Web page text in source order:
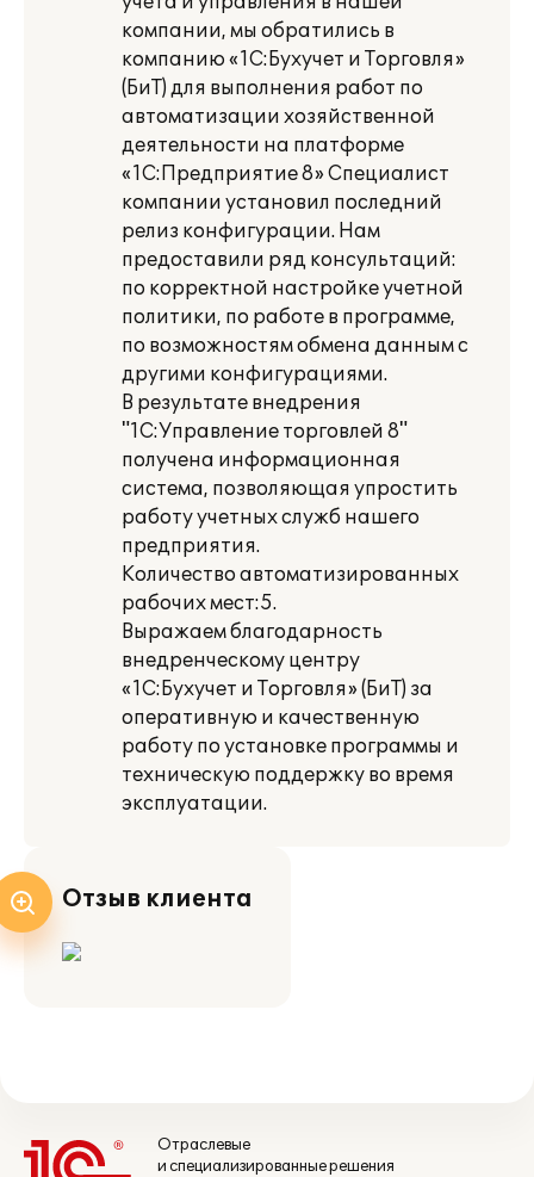
компании, мы обратились в
компанию «1С:Бухучет и Торговля»
(БиТ) для выполнения работ по
автоматизации хозяйственной
деятельности на платформе
«1С:Предприятие 8» Специалист
компании установил последний
релиз конфигурации. Нам
предоставили ряд консультаций:
по корректной настройке учетной
политики, по работе в программе,
по возможностям обмена данным с
другими конфигурациями.
В результате внедрения
"1С:Управление торговлей 8"
получена информационная
система, позволяющая упростить
работу учетных служб нашего
предприятия.
Количество автоматизированных
рабочих мест:5.
Выражаем благодарность
внедренческому центру
«1С:Бухучет и Торговля» (БиТ) за
оперативную и качественную
работу по установке программы и
техническую поддержку во время
эксплуатации.
Отзыв клиента
Отраслевые
и специализированные решения